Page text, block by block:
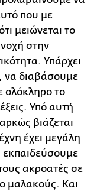
που με
μειώνεται το
στην
Υπάρχει
να διαβάσουμε
ολόκληρο το
Υπό αυτή
βιάζεται
έχει μεγάλη
ακροατές σε
μαλακούς. Και